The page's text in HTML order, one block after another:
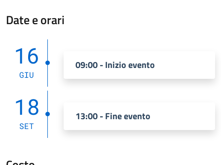
Date e orari
16
GIU
09:00 - Inizio evento
18
SET
13:00 - Fine evento